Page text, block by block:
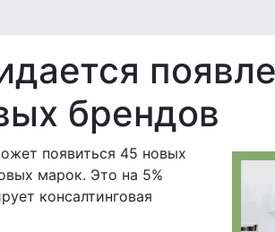
брендов
появиться 45 новых
марок. Это на 5%
консалтинговая